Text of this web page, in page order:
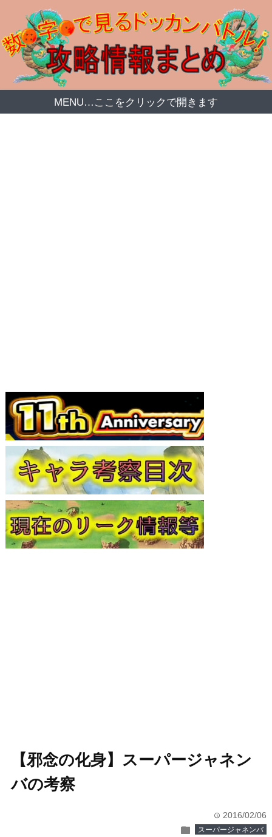
MENU…ここをクリックで開きます
【邪念の化身】スーパージャネン
バの考察
time 2016/02/06
folder スーパージャネンバ